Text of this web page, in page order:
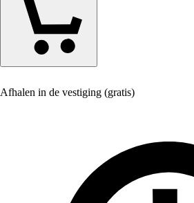
Afhalen in de vestiging (gratis)